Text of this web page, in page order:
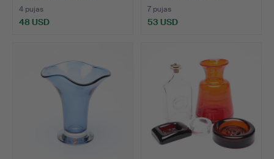
4 pujas
48 USD
7 pujas
53 USD